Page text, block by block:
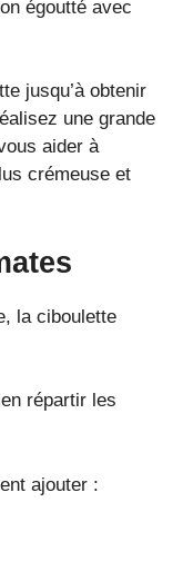
égoutté avec
jusqu’à obtenir
une grande
aider à
crémeuse et
la ciboulette
répartir les
ajouter :